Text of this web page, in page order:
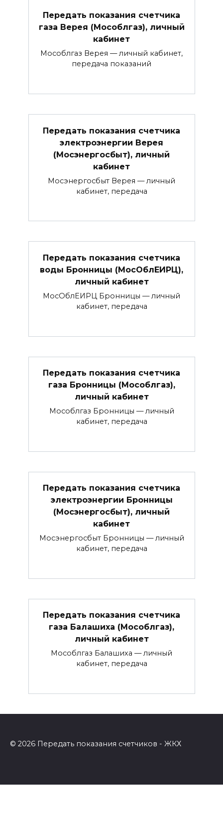
Передать показания счетчика
газа Верея (Мособлгаз), личный
кабинет
Мособлгаз Верея — личный кабинет,
передача показаний
Передать показания счетчика
электроэнергии Верея
(Мосэнергосбыт), личный
кабинет
Мосэнергосбыт Верея — личный
кабинет, передача
Передать показания счетчика
воды Бронницы (МосОблЕИРЦ),
личный кабинет
МосОблЕИРЦ Бронницы — личный
кабинет, передача
Передать показания счетчика
газа Бронницы (Мособлгаз),
личный кабинет
Мособлгаз Бронницы — личный
кабинет, передача
Передать показания счетчика
электроэнергии Бронницы
(Мосэнергосбыт), личный
кабинет
Мосэнергосбыт Бронницы — личный
кабинет, передача
Передать показания счетчика
газа Балашиха (Мособлгаз),
личный кабинет
Мособлгаз Балашиха — личный
кабинет, передача
© 2026 Передать показания счетчиков - ЖКХ